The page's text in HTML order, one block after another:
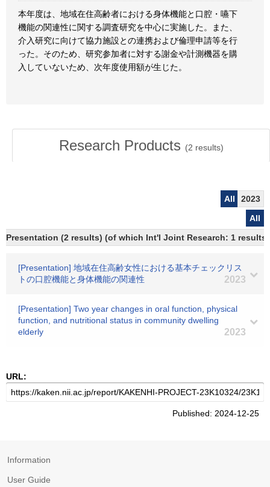
本年度は、地域在住高齢者における身体機能と口腔・嚥下
機能の関連性に関する調査研究を中心に実施した。また、
介入研究に向けて協力施設との連携および倫理申請等を行
った。そのため、研究参加者に対する謝金や計測機器を購
入していないため、次年度使用額が生じた。
Research Products (2 results)
All
2023
All
Presentation (2 results) (of which Int'l Joint Research: 1 results)
[Presentation] 地域在住高齢女性における基本チェックリス
トの口腔機能と身体機能の関連性
2023
[Presentation] Two year changes in oral function, physical
function, and nutritional status in community dwelling
elderly
2023
URL:
Published: 2024-12-25
Information
User Guide